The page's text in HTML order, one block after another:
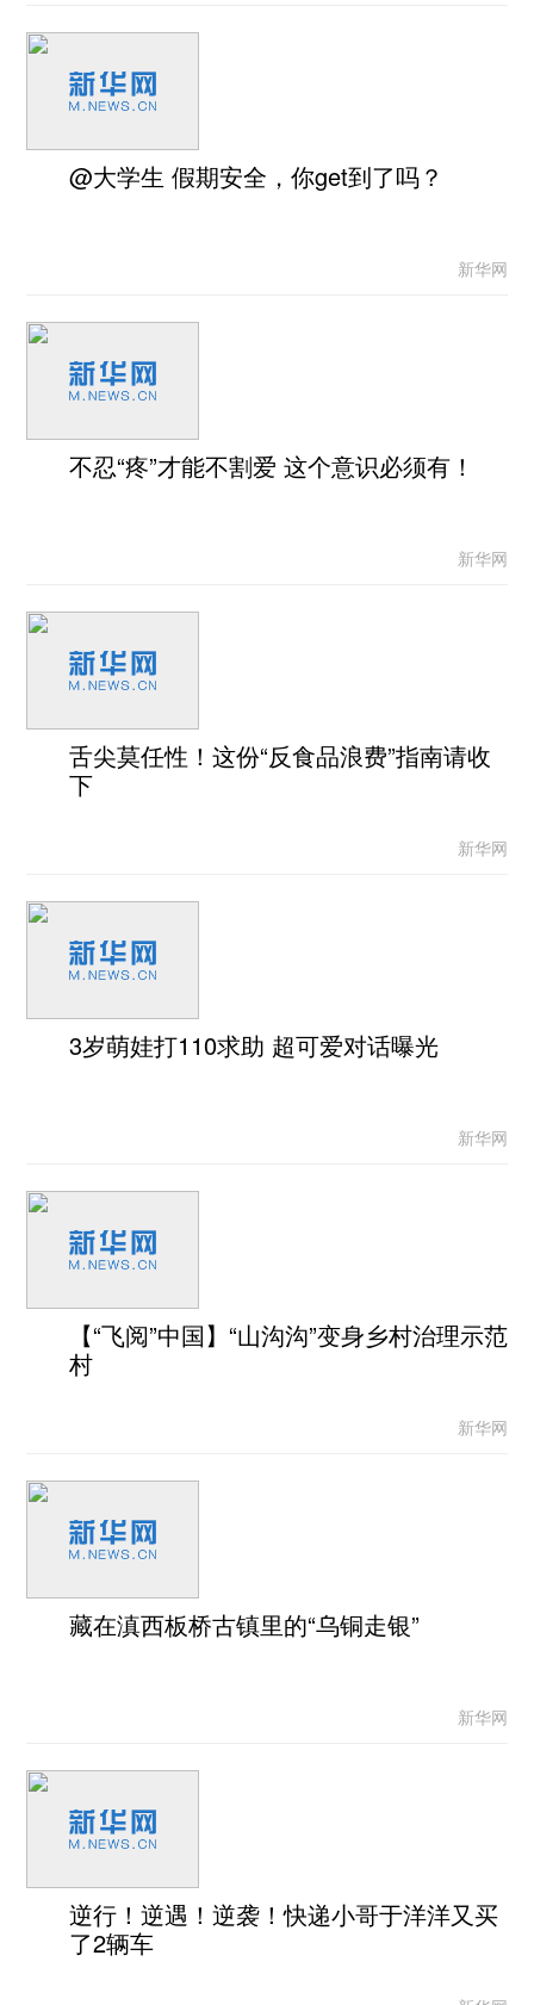
@大学生 假期安全，你get到了吗？
新华网
不忍“疼”才能不割爱 这个意识必须有！
新华网
舌尖莫任性！这份“反食品浪费”指南请收
下
新华网
3岁萌娃打110求助 超可爱对话曝光
新华网
【“飞阅”中国】“山沟沟”变身乡村治理示范
村
新华网
藏在滇西板桥古镇里的“乌铜走银”
新华网
逆行！逆遇！逆袭！快递小哥于洋洋又买
了2辆车